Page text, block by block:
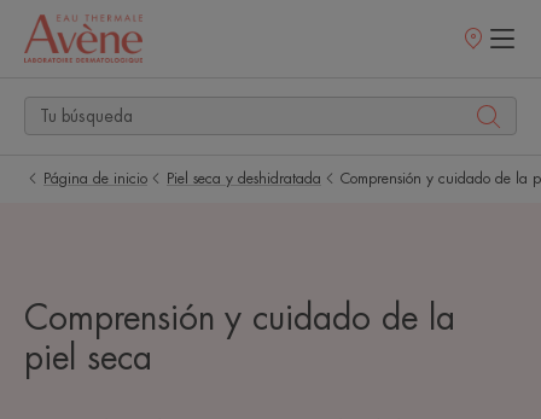
Puntos
Página de inicio Piel seca y deshidratada Comprensión y cuidado de la
Comprensión y cuidado de la
piel seca